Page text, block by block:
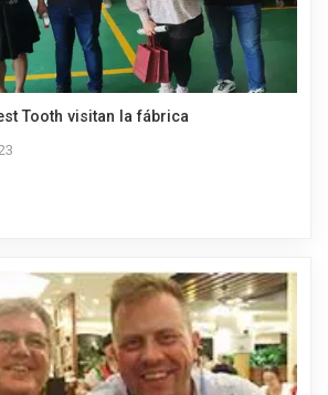
Tooth visitan la fábrica